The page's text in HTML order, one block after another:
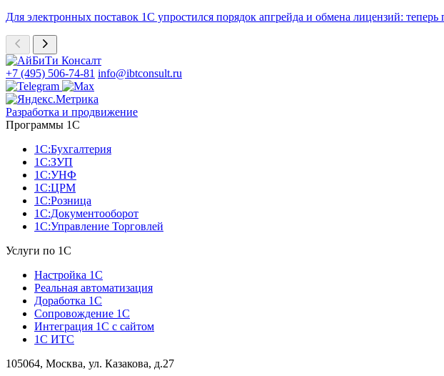
Для электронных поставок 1С упростился порядок апгрейда и обмена лицензий:
+7 (495) 506-74-81 info@ibtconsult.ru
Разработка и продвижение
Программы 1С
1С:Бухгалтерия
1С:ЗУП
1С:УНФ
1С:ЦРМ
1С:Розница
1С:Документооборот
1С:Управление Торговлей
Услуги по 1С
Настройка 1С
Реальная автоматизация
Доработка 1С
Сопровождение 1С
Интеграция 1С с сайтом
1С ИТС
105064, Москва, ул. Казакова, д.27